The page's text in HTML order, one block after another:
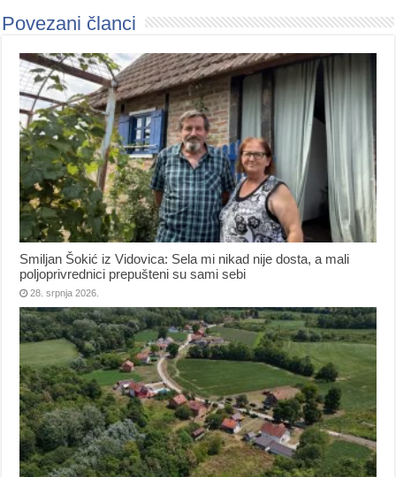
Povezani članci
Smiljan Šokić iz Vidovica: Sela mi nikad nije dosta, a mali
poljoprivrednici prepušteni su sami sebi
28. srpnja 2026.